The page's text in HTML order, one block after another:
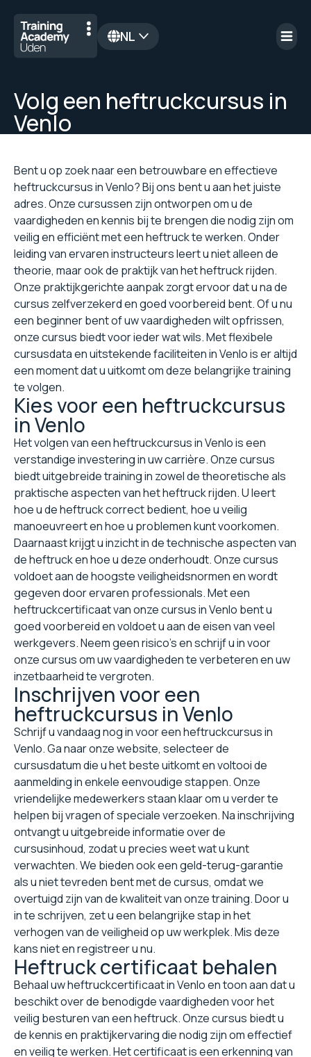
NL
Volg een heftruckcursus in
Venlo
Bent u op zoek naar een betrouwbare en effectieve
heftruckcursus in Venlo? Bij ons bent u aan het juiste
adres. Onze cursussen zijn ontworpen om u de
vaardigheden en kennis bij te brengen die nodig zijn om
veilig en efficiënt met een heftruck te werken. Onder
leiding van ervaren instructeurs leert u niet alleen de
theorie, maar ook de praktijk van het heftruck rijden.
Onze praktijkgerichte aanpak zorgt ervoor dat u na de
cursus zelfverzekerd en goed voorbereid bent. Of u nu
een beginner bent of uw vaardigheden wilt opfrissen,
onze cursus biedt voor ieder wat wils. Met flexibele
cursusdata en uitstekende faciliteiten in Venlo is er altijd
een moment dat u uitkomt om deze belangrijke training
te volgen.
Kies voor een heftruckcursus
in Venlo
Het volgen van een heftruckcursus in Venlo is een
verstandige investering in uw carrière. Onze cursus
biedt uitgebreide training in zowel de theoretische als
praktische aspecten van het heftruck rijden. U leert
hoe u de heftruck correct bedient, hoe u veilig
manoeuvreert en hoe u problemen kunt voorkomen.
Daarnaast krijgt u inzicht in de technische aspecten van
de heftruck en hoe u deze onderhoudt. Onze cursus
voldoet aan de hoogste veiligheidsnormen en wordt
gegeven door ervaren professionals. Met een
heftruckcertificaat van onze cursus in Venlo bent u
goed voorbereid en voldoet u aan de eisen van veel
werkgevers. Neem geen risico's en schrijf u in voor
onze cursus om uw vaardigheden te verbeteren en uw
inzetbaarheid te vergroten.
Inschrijven voor een
heftruckcursus in Venlo
Schrijf u vandaag nog in voor een heftruckcursus in
Venlo. Ga naar onze website, selecteer de
cursusdatum die u het beste uitkomt en voltooi de
aanmelding in enkele eenvoudige stappen. Onze
vriendelijke medewerkers staan klaar om u verder te
helpen bij vragen of speciale verzoeken. Na inschrijving
ontvangt u uitgebreide informatie over de
cursusinhoud, zodat u precies weet wat u kunt
verwachten. We bieden ook een geld-terug-garantie
als u niet tevreden bent met de cursus, omdat we
overtuigd zijn van de kwaliteit van onze training. Door u
in te schrijven, zet u een belangrijke stap in het
verhogen van de veiligheid op uw werkplek. Mis deze
kans niet en registreer u nu.
Heftruck certificaat behalen
Behaal uw heftruckcertificaat in Venlo en toon aan dat u
beschikt over de benodigde vaardigheden voor het
veilig besturen van een heftruck. Onze cursus biedt u
de kennis en praktijkervaring die nodig zijn om effectief
en veilig te werken. Het certificaat is een erkenning van